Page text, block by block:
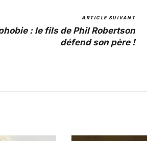
ARTICLE SUIVANT
: le fils de Phil Robertson
défend son père !